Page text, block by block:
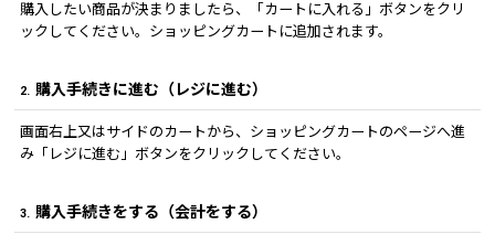
購入したい商品が決まりましたら、「カートに入れる」ボタンをクリ
ックしてください。ショッピングカートに追加されます。
2. 購入手続きに進む（レジに進む）
画面右上又はサイドのカートから、ショッピングカートのページへ進
み「レジに進む」ボタンをクリックしてください。
3. 購入手続きをする（会計をする）